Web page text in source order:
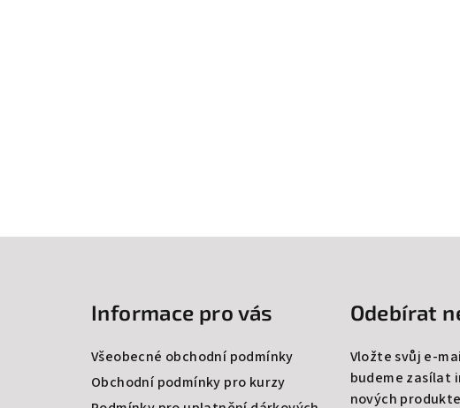
Informace pro vás
Všeobecné obchodní podmínky
Obchodní podmínky pro kurzy
Odebírat
Vložte svůj e-
budeme zasílat
nových